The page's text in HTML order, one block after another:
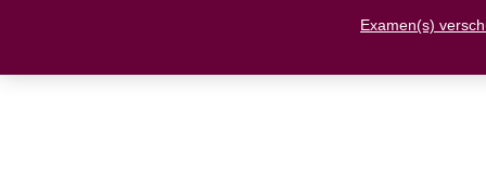
Examen(s)